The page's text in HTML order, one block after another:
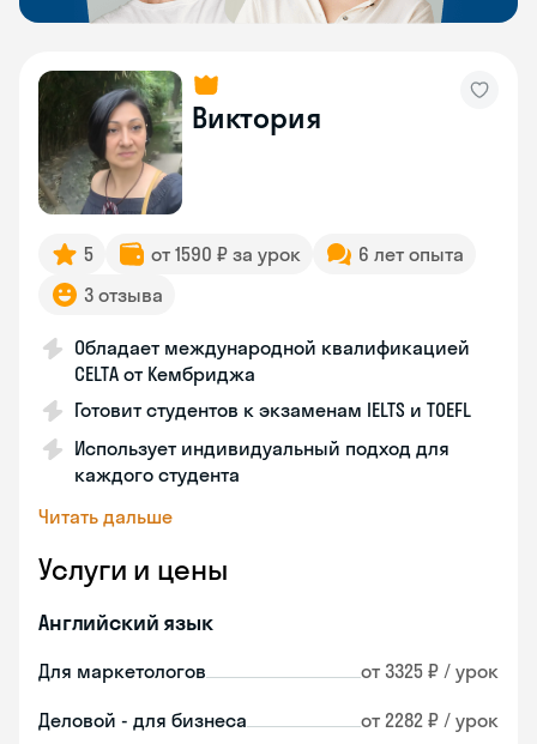
Виктория
5 от 1590 ₽ за урок
6 лет опыта
3 отзыва
Обладает международной квалификацией
CELTA от Кембриджа
Готовит студентов к экзаменам IELTS и TOEFL
Использует индивидуальный подход для
каждого студента
Читать дальше
Услуги и цены
Английский язык
Для маркетологов от 3325 ₽ / урок
Деловой - для бизнеса от 2282 ₽ / урок